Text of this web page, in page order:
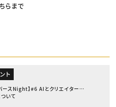
らまで
ト
ースNight】#6 AIとクリエイターの
いて